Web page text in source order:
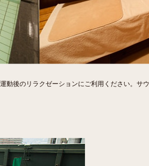
運動後のリラクゼーションにご利用ください。サ